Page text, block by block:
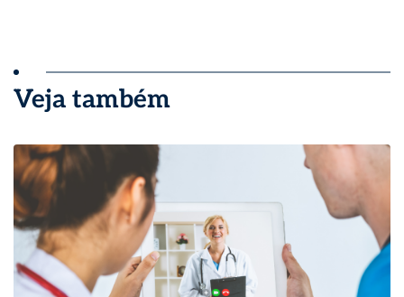
Veja também